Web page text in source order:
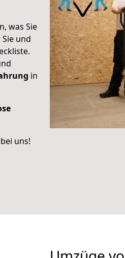
was Sie
und
in
uns!